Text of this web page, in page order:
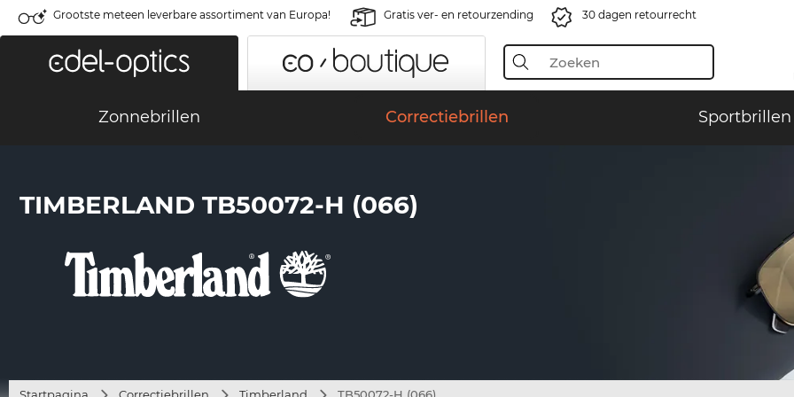
Grootste meteen leverbare assortiment van Europa! Gratis ver- en retourzending 30 dagen retourrecht
Zonnebrillen Correctiebrillen Sportbrillen
TIMBERLAND TB50072-H (066)